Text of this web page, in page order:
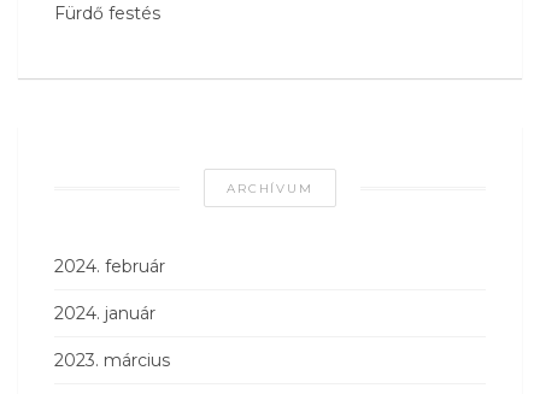
Fürdő festés
ARCHÍVUM
2024. február
2024. január
2023. március